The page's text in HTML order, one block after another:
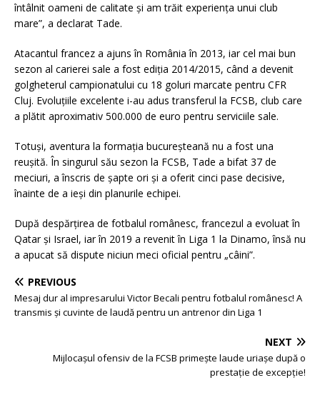
întâlnit oameni de calitate și am trăit experiența unui club
mare”, a declarat Tade.
Atacantul francez a ajuns în România în 2013, iar cel mai bun
sezon al carierei sale a fost ediția 2014/2015, când a devenit
golgheterul campionatului cu 18 goluri marcate pentru CFR
Cluj. Evoluțiile excelente i-au adus transferul la FCSB, club care
a plătit aproximativ 500.000 de euro pentru serviciile sale.
Totuși, aventura la formația bucureșteană nu a fost una
reușită. În singurul său sezon la FCSB, Tade a bifat 37 de
meciuri, a înscris de șapte ori și a oferit cinci pase decisive,
înainte de a ieși din planurile echipei.
După despărțirea de fotbalul românesc, francezul a evoluat în
Qatar și Israel, iar în 2019 a revenit în Liga 1 la Dinamo, însă nu
a apucat să dispute niciun meci oficial pentru „câini”.
PREVIOUS
Mesaj dur al impresarului Victor Becali pentru fotbalul românesc! A
transmis și cuvinte de laudă pentru un antrenor din Liga 1
NEXT
Mijlocașul ofensiv de la FCSB primește laude uriașe după o
prestație de excepție!